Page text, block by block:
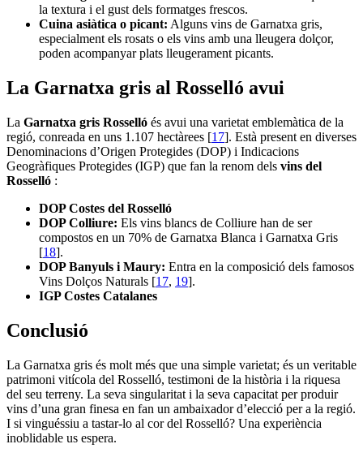
la textura i el gust dels formatges frescos.
Cuina asiàtica o picant: Alguns vins de Garnatxa gris,
especialment els rosats o els vins amb una lleugera dolçor,
poden acompanyar plats lleugerament picants.
La Garnatxa gris al Rosselló avui
La Garnatxa gris Rosselló és avui una varietat emblemàtica de la
regió, conreada en uns 1.107 hectàrees [17]. Està present en diverses
Denominacions d’Origen Protegides (DOP) i Indicacions
Geogràfiques Protegides (IGP) que fan la renom dels vins del
Rosselló :
DOP Costes del Rosselló
DOP Colliure: Els vins blancs de Colliure han de ser
compostos en un 70% de Garnatxa Blanca i Garnatxa Gris
[18].
DOP Banyuls i Maury: Entra en la composició dels famosos
Vins Dolços Naturals [17, 19].
IGP Costes Catalanes
Conclusió
La Garnatxa gris és molt més que una simple varietat; és un veritable
patrimoni vitícola del Rosselló, testimoni de la història i la riquesa
del seu terreny. La seva singularitat i la seva capacitat per produir
vins d’una gran finesa en fan un ambaixador d’elecció per a la regió.
I si vinguéssiu a tastar-lo al cor del Rosselló? Una experiència
inoblidable us espera.